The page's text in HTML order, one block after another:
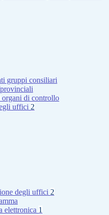
gruppi consiliari
di controllo
uffici 2
degli uffici 2
elettronica 1